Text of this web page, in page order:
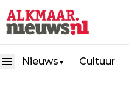
Nieuws ▼ Cultuur